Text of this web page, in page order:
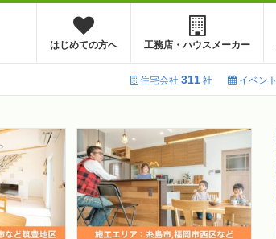
はじめての方へ 工務店・ハウスメーカー
住宅会社 311 社 イベント